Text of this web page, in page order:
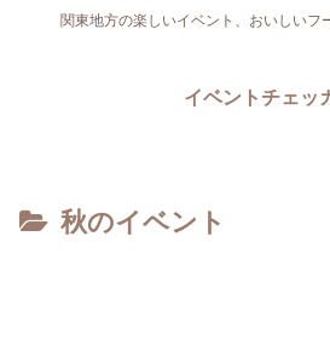
関東地方の楽しいイベント、おいしいフ
イベントチェッ
秋のイベント